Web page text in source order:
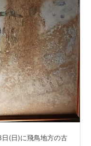
(日)に飛鳥地方の古